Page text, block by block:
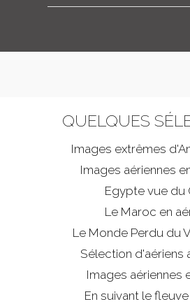
QUELQUES
Images extrêmes d'
Images aériennes
Egypte vue du
Le Maroc en
Le Monde Perdu du
Sélection d'aériens
Images aériennes
En suivant le